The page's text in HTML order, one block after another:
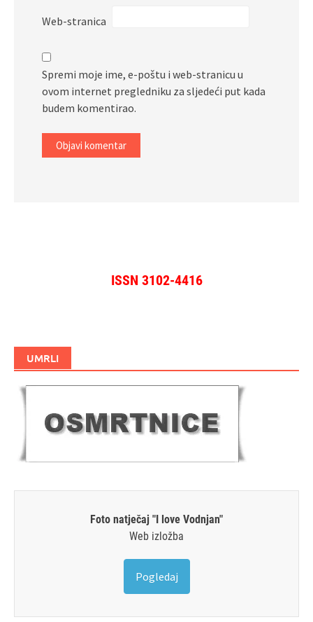
Web-stranica
Spremi moje ime, e-poštu i web-stranicu u
ovom internet pregledniku za sljedeći put kada
budem komentirao.
ISSN 3102-4416
UMRLI
Foto natječaj "I love Vodnjan"
Web izložba
Pogledaj